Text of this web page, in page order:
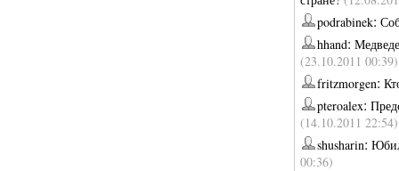
podrabinek:
hhand:
(23.10.2011 00:39)
fritzmorgen:
pteroalex:
(14.10.2011 22:54)
shusharin:
00:36)